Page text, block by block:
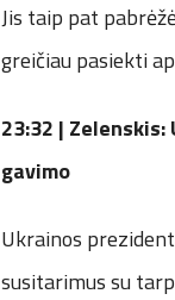
Jis taip pat
greičiau pasiekti
23:32 |
gavimo
Ukrainos
susitarimus su